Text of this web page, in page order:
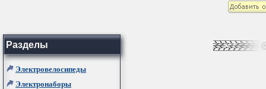
Разделы
Электровелосипеды
Электронаборы